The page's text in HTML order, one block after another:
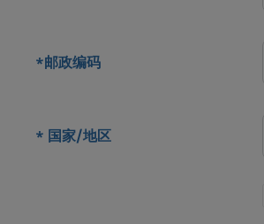
*邮政编码
* 国家/地区